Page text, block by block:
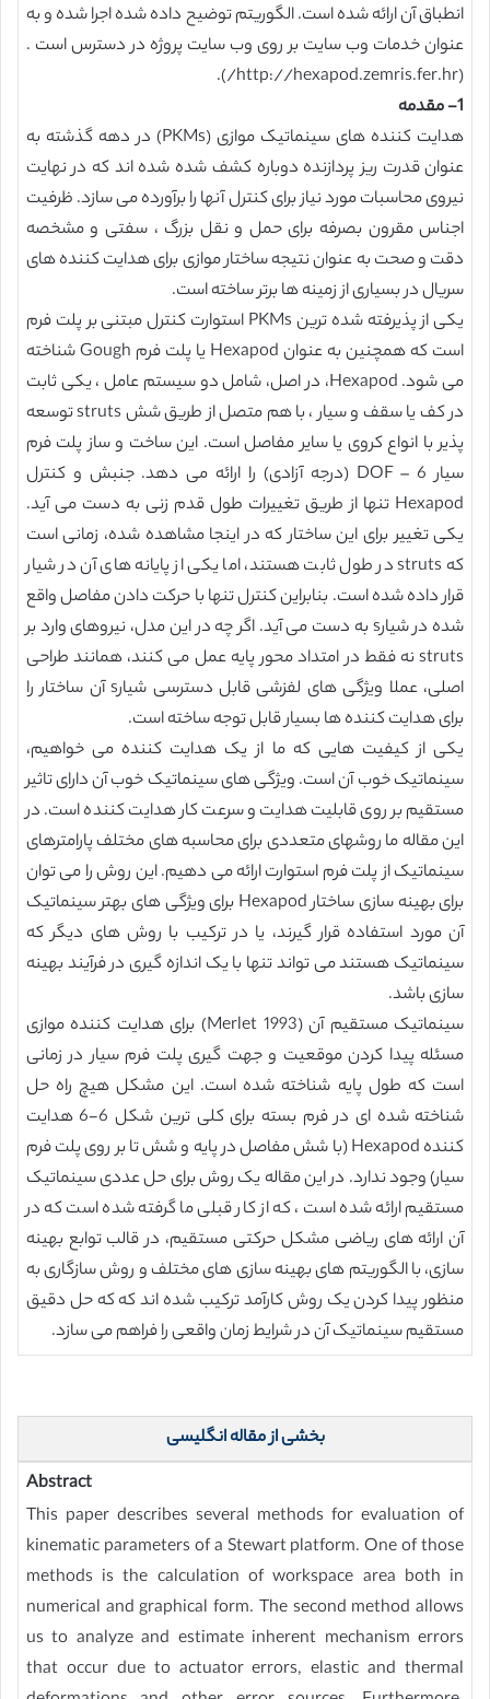
انطباق آن ارائه شده است. الگوریتم توضیح داده شده اجرا شده و به
عنوان خدمات وب سایت بر روی وب سایت پروژه در دسترس است .
(http://hexapod.zemris.fer.hr/).
1- مقدمه
هدایت کننده های سینماتیک موازی (PKMs) در دهه گذشته به
عنوان قدرت ریز پردازنده دوباره کشف شده شده اند که در نهایت
نیروی محاسبات مورد نیاز برای کنترل آنها را برآورده می سازد. ظرفیت
اجناس مقرون بصرفه برای حمل و نقل بزرگ ، سفتی و مشخصه
دقت و صحت به عنوان نتیجه ساختار موازی برای هدایت کننده های
سریال در بسیاری از زمینه ها برتر ساخته است.
یکی از پذیرفته شده ترین PKMs استوارت کنترل مبتنی بر پلت فرم
است که همچنین به عنوان Hexapod یا پلت فرم Gough شناخته
می شود. Hexapod، در اصل، شامل دو سیستم عامل ، یکی ثابت
در کف یا سقف و سیار ، با هم متصل از طریق شش struts توسعه
پذیر با انواع کروی یا سایر مفاصل است. این ساخت و ساز پلت فرم
سیار 6 – DOF (درجه آزادی) را ارائه می دهد. جنبش و کنترل
Hexapod تنها از طریق تغییرات طول قدم زنی به دست می آید.
یکی تغییر برای این ساختار که در اینجا مشاهده شده، زمانی است
که struts در طول ثابت هستند، اما یکی از پایانه های آن در شیار
قرار داده شده است. بنابراین کنترل تنها با حرکت دادن مفاصل واقع
شده در شیارs به دست می آید. اگر چه در این مدل، نیروهای وارد بر
struts نه فقط در امتداد محور پایه عمل می کنند، همانند طراحی
اصلی، عملا ویژگی های لفزشی قابل دسترسی شیارs آن ساختار را
برای هدایت کننده ها بسیار قابل توجه ساخته است.
یکی از کیفیت هایی که ما از یک هدایت کننده می خواهیم،
سینماتیک خوب آن است. ویژگی های سینماتیک خوب آن دارای تاثیر
مستقیم بر روی قابلیت هدایت و سرعت کار هدایت کننده است. در
این مقاله ما روشهای متعددی برای محاسبه های مختلف پارامترهای
سینماتیک از پلت فرم استوارت ارائه می دهیم. این روش را می توان
برای بهینه سازی ساختار Hexapod برای ویژگی های بهتر سینماتیک
آن مورد استفاده قرار گیرند، یا در ترکیب با روش های دیگر که
سینماتیک هستند می تواند تنها با یک اندازه گیری در فرآیند بهینه
سازی باشد.
سینماتیک مستقیم آن (Merlet 1993) برای هدایت کننده موازی
مسئله پیدا کردن موقعیت و جهت گیری پلت فرم سیار در زمانی
است که طول پایه شناخته شده است. این مشکل هیچ راه حل
شناخته شده ای در فرم بسته برای کلی ترین شکل 6-6 هدایت
کننده Hexapod (با شش مفاصل در پایه و شش تا بر روی پلت فرم
سیار) وجود ندارد. در این مقاله یک روش برای حل عددی سینماتیک
مستقیم ارائه شده است ، که از کار قبلی ما گرفته شده است که در
آن ارائه های ریاضی مشکل حرکتی مستقیم، در قالب توابع بهینه
سازی، با الگوریتم های بهینه سازی های مختلف و روش سازگاری به
منظور پیدا کردن یک روش کارآمد ترکیب شده اند که که حل دقیق
مستقیم سینماتیک آن در شرایط زمان واقعی را فراهم می سازد.
بخشی از مقاله انگلیسی
Abstract
This paper describes several methods for evaluation of
kinematic parameters of a Stewart platform. One of those
methods is the calculation of workspace area both in
numerical and graphical form. The second method allows
us to analyze and estimate inherent mechanism errors
that occur due to actuator errors, elastic and thermal